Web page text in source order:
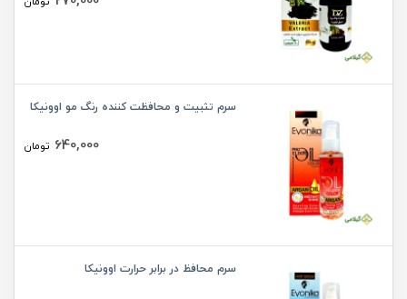
سرم تثبیت و محافظت کننده رنگ مو اوونیکا
640,000 تومان
سرم محافظ در برابر حرارت اوونیکا